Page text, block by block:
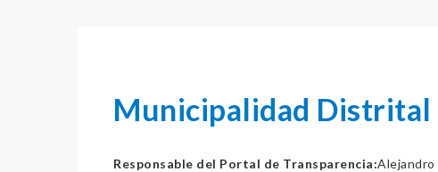
Municipalidad Distrital
Responsable del Portal de Transparencia:Alejandro